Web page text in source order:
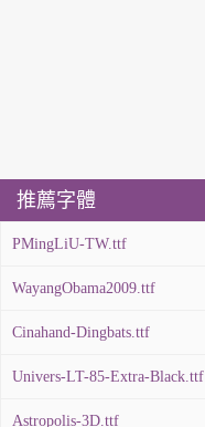
推薦字體
PMingLiU-TW.ttf
WayangObama2009.ttf
Cinahand-Dingbats.ttf
Univers-LT-85-Extra-Black.ttf
Astropolis-3D.ttf